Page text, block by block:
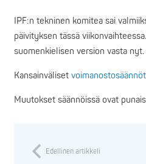
IPF:n tekninen komitea sai
päivityksen tässä
suomenkielisen version vasta nyt.
Kansainväliset
Muutokset säännöissä ovat
Edellinen artikkeli